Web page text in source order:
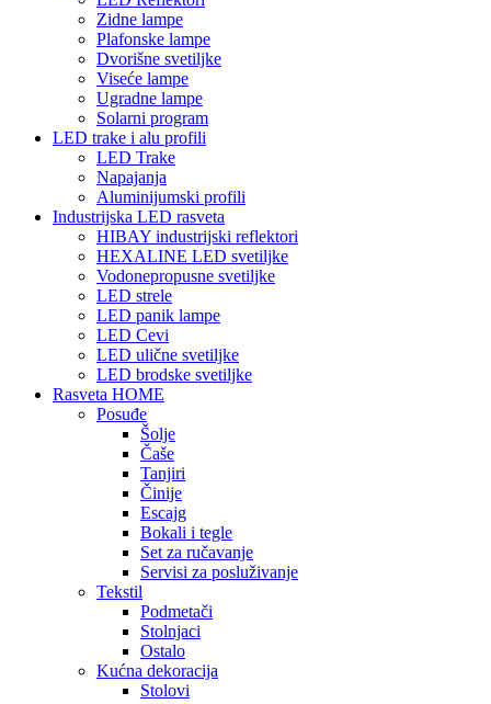
Zidne lampe
Plafonske lampe
Dvorišne svetiljke
Viseće lampe
Ugradne lampe
Solarni program
LED trake i alu profili
LED Trake
Napajanja
Aluminijumski profili
Industrijska LED rasveta
HIBAY industrijski reflektori
HEXALINE LED svetiljke
Vodonepropusne svetiljke
LED strele
LED panik lampe
LED Cevi
LED ulične svetiljke
LED brodske svetiljke
Rasveta HOME
Posuđe
Šolje
Čaše
Tanjiri
Činije
Escajg
Bokali i tegle
Set za ručavanje
Servisi za posluživanje
Tekstil
Podmetači
Stolnjaci
Ostalo
Kućna dekoracija
Stolovi